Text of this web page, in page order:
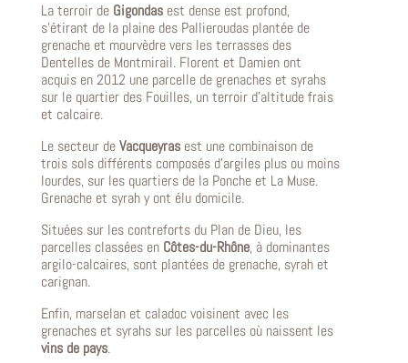
La terroir de Gigondasest dense est profond,
s’étirant de la plaine des Pallieroudas plantée de
grenache et mourvèdre vers les terrasses des
Dentelles de Montmirail. Florent et Damien ont
acquis en 2012 une parcelle de grenaches et syrahs
sur le quartier des Fouilles, un terroir d’altitude frais
et calcaire.
Le secteur deVacqueyrasest une combinaison de
trois sols différents composés d’argiles plus ou moins
lourdes, sur les quartiers de la Ponche et La Muse.
Grenache et syrah y ont élu domicile.
Situées sur les contreforts du Plan de Dieu, les
parcelles classées en Côtes-du-Rhône, à dominantes
argilo-calcaires, sont plantées de grenache, syrah et
carignan.
Enfin, marselan et caladoc voisinent avec les
grenaches et syrahs sur les parcelles où naissent les
vins de pays.